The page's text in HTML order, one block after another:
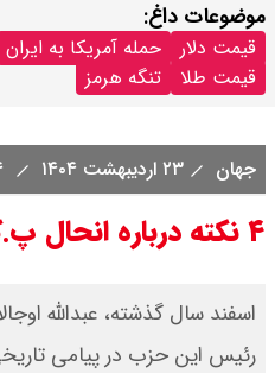
موضوعات داغ:
قیمت دلار حمله آمریکا به ایران
قیمت طلا
تنگه هرمز
جهان ۲۳ اردیبهشت ۱۴۰۴
۴ نکته درباره انحال پ.ک.ک
اسفند سال گذشته، عبدالله
رئیس این حزب در پیامی